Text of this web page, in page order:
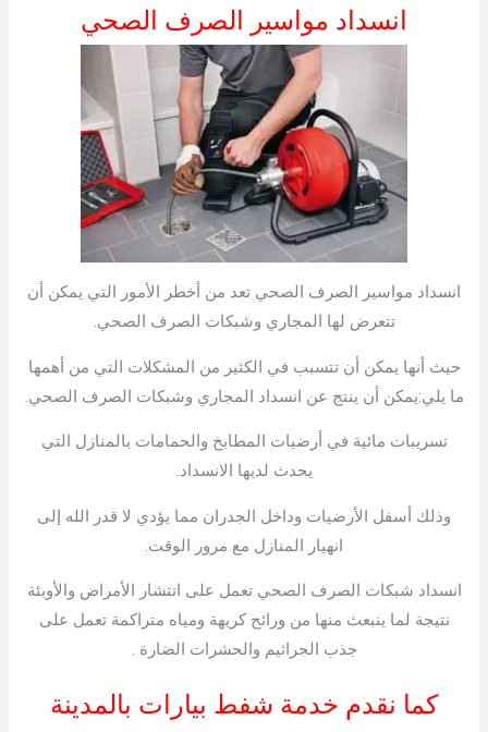
انسداد مواسير الصرف الصحي
انسداد مواسير الصرف الصحي تعد من أخطر الأمور التي يمكن أن
تتعرض لها المجاري وشبكات الصرف الصحي.
حيث أنها يمكن أن تتسبب في الكثير من المشكلات التي من أهمها
ما يلي:يمكن أن ينتج عن انسداد المجاري وشبكات الصرف الصحي.
تسريبات مائية في أرضيات المطابخ والحمامات بالمنازل التي
يحدث لديها الانسداد.
وذلك أسفل الأرضيات وداخل الجدران مما يؤدي لا قدر الله إلى
انهيار المنازل مع مرور الوقت.
انسداد شبكات الصرف الصحي تعمل على انتشار الأمراض والأوبئة
نتيجة لما ينبعث منها من ورائح كريهة ومياه متراكمة تعمل على
جذب الجراثيم والحشرات الضارة .
كما نقدم خدمة شفط بيارات بالمدينة